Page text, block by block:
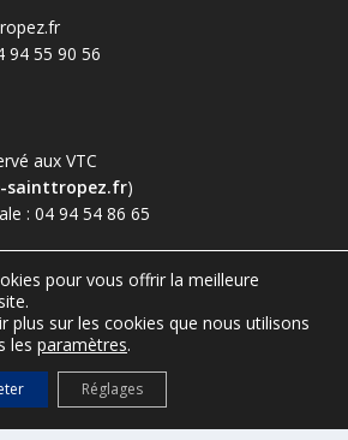
94 55 90 56
aux VTC
sainttropez.fr)
: 04 94 54 86 65
de Saint-Tropez
de Saint-Tropez
Mentions légales
pour vous offrir la meilleure
plus sur les cookies que nous utilisons
les paramètres.
Réglages